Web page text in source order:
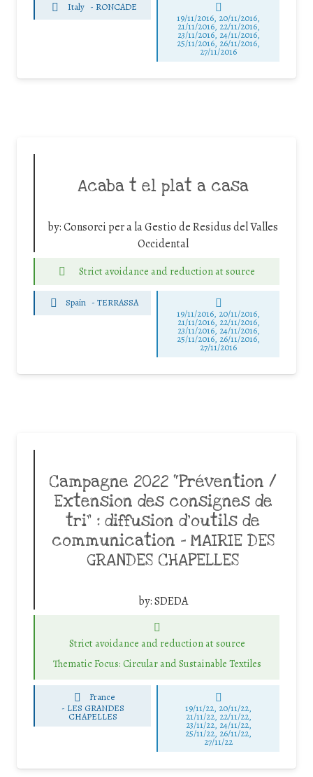
Italy - RONCADE
19/11/2016, 20/11/2016,
21/11/2016, 22/11/2016,
23/11/2016, 24/11/2016,
25/11/2016, 26/11/2016,
27/11/2016
Acaba t el plat a casa
by:Consorci per a la Gestio de Residus del Valles
Occidental
Strict avoidance and reduction at source
Spain -TERRASSA
19/11/2016, 20/11/2016,
21/11/2016, 22/11/2016,
23/11/2016, 24/11/2016,
25/11/2016, 26/11/2016,
27/11/2016
Campagne 2022 “Prévention /
Extension des consignes de
tri” : diffusion d’outils de
communication – MAIRIE DES
GRANDES CHAPELLES
by:SDEDA
Strict avoidance and reduction at source
Thematic Focus: Circular and Sustainable Textiles
France
- LES GRANDES
CHAPELLES
19/11/22, 20/11/22,
21/11/22, 22/11/22,
23/11/22, 24/11/22,
25/11/22, 26/11/22,
27/11/22